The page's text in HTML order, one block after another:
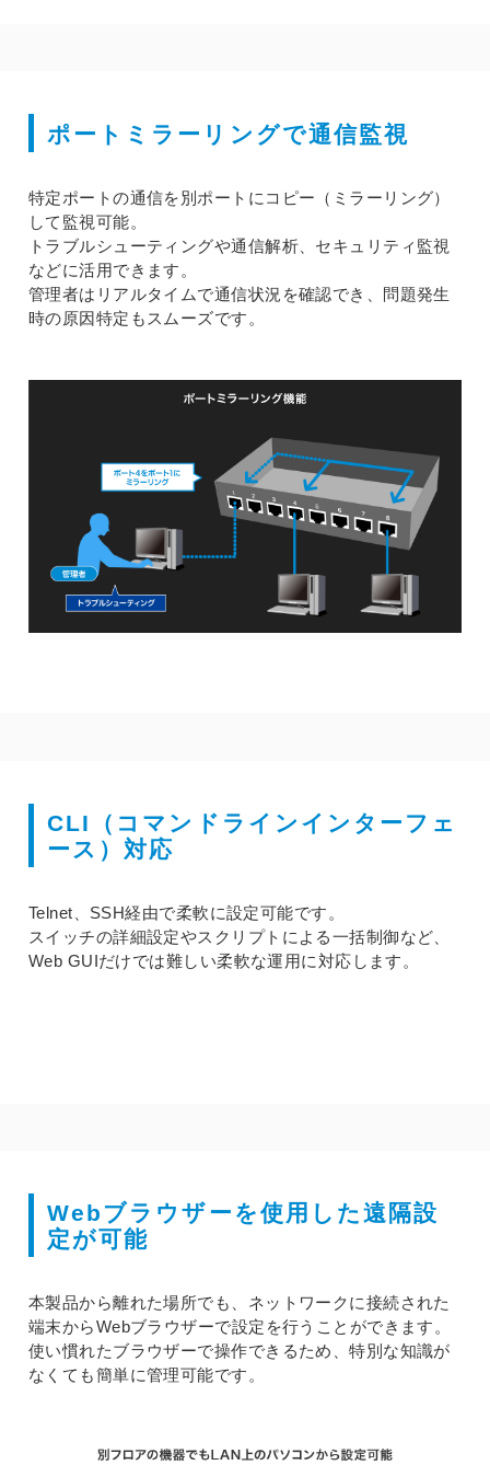
ポートミラーリングで通信監視
特定ポートの通信を別ポートにコピー（ミラーリング）
して監視可能。
トラブルシューティングや通信解析、セキュリティ監視
などに活用できます。
管理者はリアルタイムで通信状況を確認でき、問題発生
時の原因特定もスムーズです。
CLI（コマンドラインインターフェ
ース）対応
Telnet、SSH経由で柔軟に設定可能です。
スイッチの詳細設定やスクリプトによる一括制御など、
Web GUIだけでは難しい柔軟な運用に対応します。
Webブラウザーを使用した遠隔設
定が可能
本製品から離れた場所でも、ネットワークに接続された
端末からWebブラウザーで設定を行うことができます。
使い慣れたブラウザーで操作できるため、特別な知識が
なくても簡単に管理可能です。